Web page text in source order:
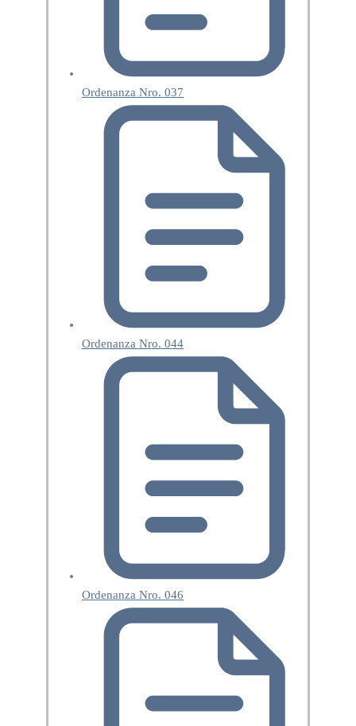
Ordenanza Nro. 037
Ordenanza Nro. 044
Ordenanza Nro. 046